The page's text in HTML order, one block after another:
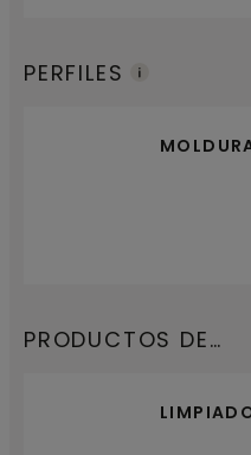
PERFILES
PRODUCTOS DE